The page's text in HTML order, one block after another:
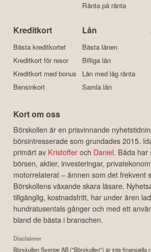
Ränta på ränta
Kreditkort
Bästa kreditkortet
Kreditkort för resor
Kreditkort med bonus
Bensinkort
Lån
Bästa lånen
Billiga lån
Lån med låg ränta
Samla lån
Kort om oss
Börskollen är en prisvinnande
börsintresserade som grundades 2015.
primärt av Kristofferoch Daniel. Båda har
börsen, aktier, investeringar,
motorrelaterat – ämnen som det frekvent
Börskollens växande skara läsare.
tillgänglig, kostnadsfritt, har under åren
hundratusentals gånger och med ett
bland de bästa i branschen.
Disclaimer
Börskollen Sverige AB ("Börskollen") är inte finansiella